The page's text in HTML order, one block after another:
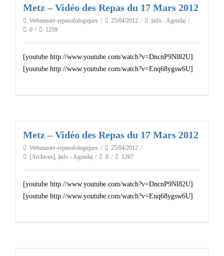
Metz – Vidéo des Repas du 17 Mars 2012
Webmaster-repasufologiques 25/04/2012
|info - Agenda|
0
1259
[youtube http://www.youtube.com/watch?v=DncnP9Nl82U]
[youtube http://www.youtube.com/watch?v=Enq68ygsw6U]
Metz – Vidéo des Repas du 17 Mars 2012
Webmaster-repasufologiques
25/04/2012
[Archives], |info - Agenda| 0 1267
[youtube http://www.youtube.com/watch?v=DncnP9Nl82U]
[youtube http://www.youtube.com/watch?v=Enq68ygsw6U]